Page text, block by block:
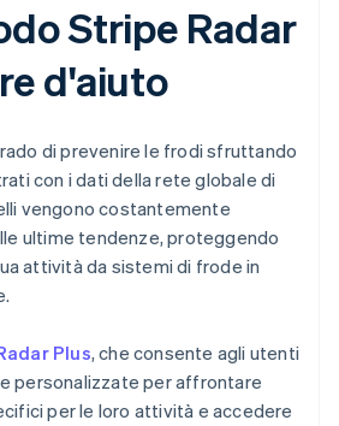
Stripe Radar
d'aiuto
di prevenire le frodi sfruttando
con i dati della rete globale di
vengono costantemente
ultime tendenze, proteggendo
attività da sistemi di frode in
Plus, che consente agli utenti
personalizzate per affrontare
per le loro attività e accedere